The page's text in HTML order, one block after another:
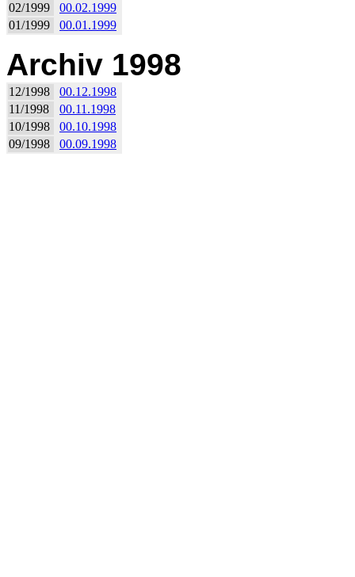
02/1999
00.02.1999
01/1999
00.01.1999
Archiv 1998
12/1998
00.12.1998
11/1998
00.11.1998
10/1998
00.10.1998
09/1998
00.09.1998